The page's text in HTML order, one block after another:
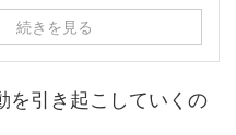
続きを見る
を引き起こしていくの